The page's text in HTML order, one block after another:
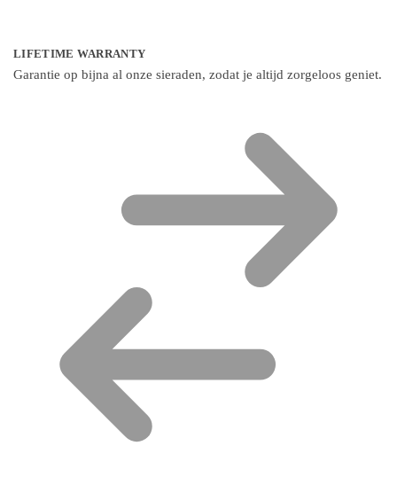
LIFETIME WARRANTY
Garantie op bijna al onze sieraden, zodat je altijd zorgeloos geniet.